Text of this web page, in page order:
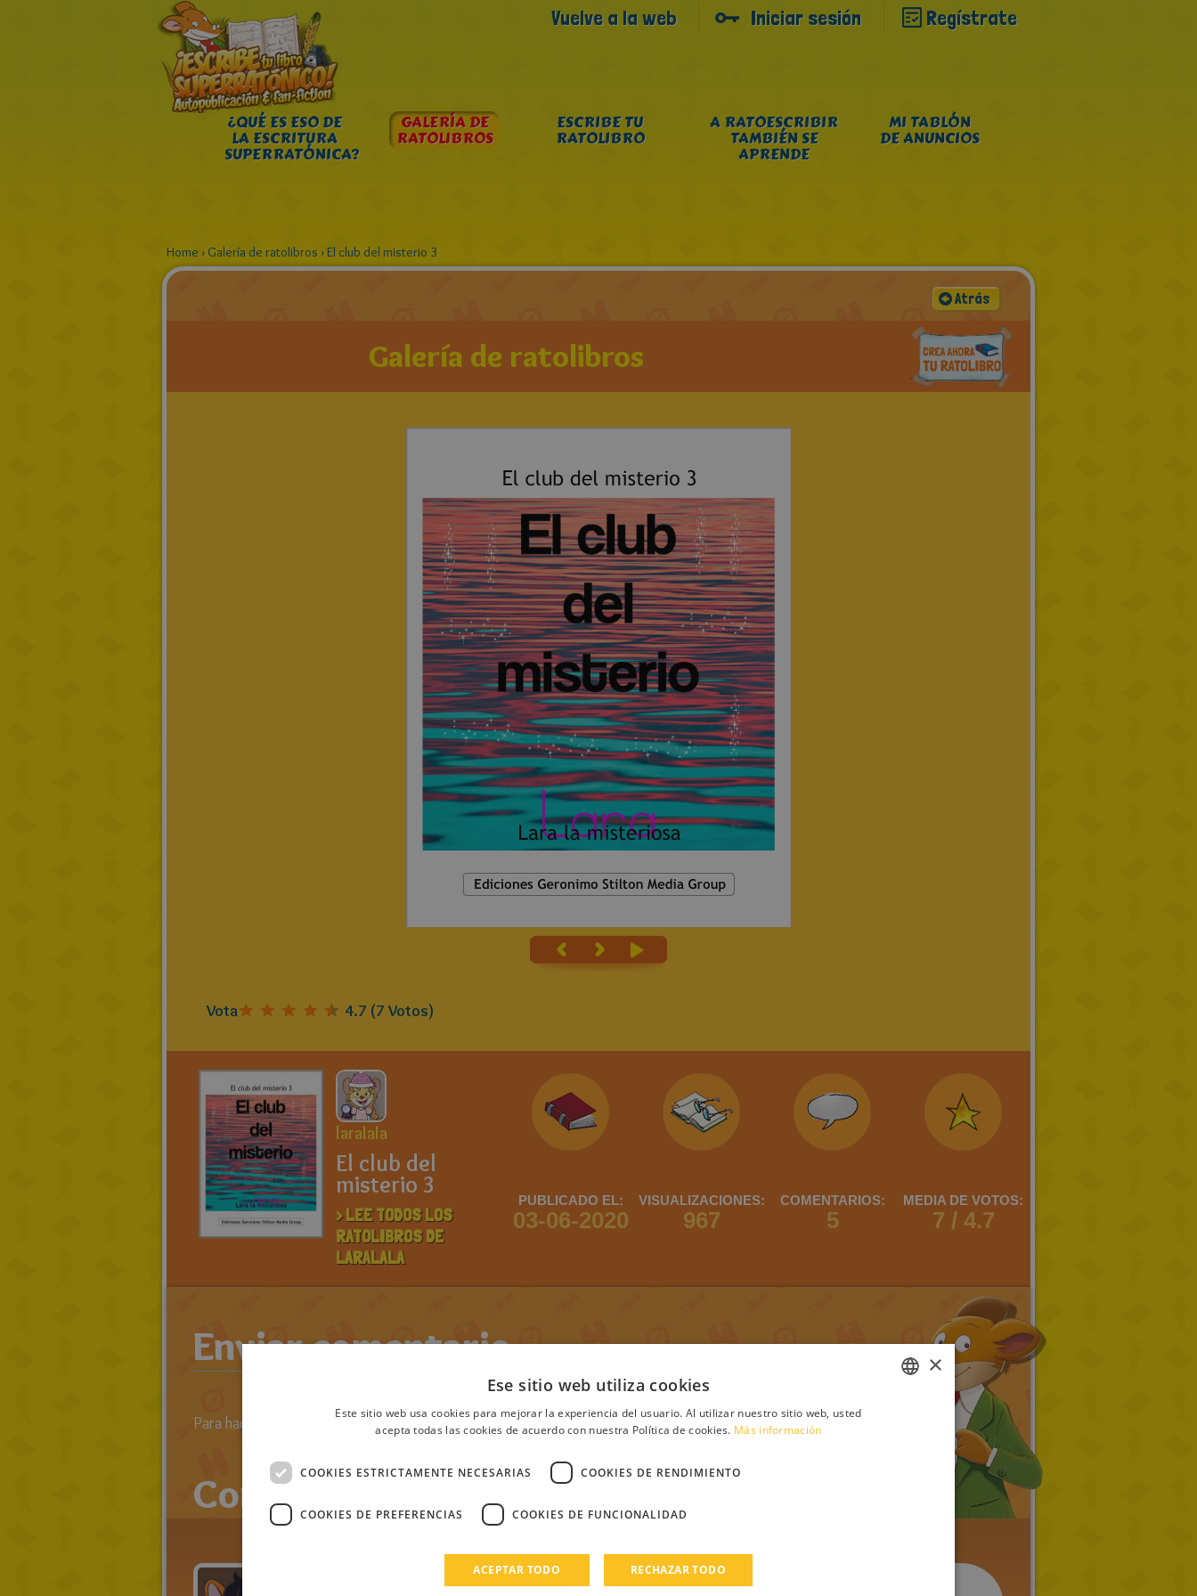
Vuelve a la web Iniciar sesión Regístrate
¿QUÉ ES ESO DE
LA ESCRITURA
SUPERRATÓNICA?
GALERÍA DE
RATOLIBROS
ESCRIBE TU
RATOLIBRO
A RATOESCRIBIR
TAMBIÉN SE
APRENDE
MI TABLÓN
DE ANUNCIOS
Home › Galería de ratolibros ›El club del misterio 3
Galería de ratolibros
Atrás
Vota 4.7 (7Votos)
laralala
El club del
misterio 3
> LEE TODOS LOS
RATOLIBROS DE
LARALALA
PUBLICADO EL:
03-06-2020
VISUALIZACIONES:
967
COMENTARIOS:
5
MEDIA DE VOTOS:
7 / 4.7
Enviar comentario
Para hacer comentarios primero debes iniciar sesión Regístrate Login
Comentarios
×
Ese sitio web utiliza cookies
Este sitio web usa cookies para mejorar la experiencia del usuario. Al utilizar nuestro sitio web, usted
acepta todas las cookies de acuerdo con nuestra Política de cookies. Más información
COOKIES ESTRICTAMENTE NECESARIAS COOKIES DE RENDIMIENTO
COOKIES DE PREFERENCIAS COOKIES DE FUNCIONALIDAD
ACEPTAR TODO RECHAZAR TODO